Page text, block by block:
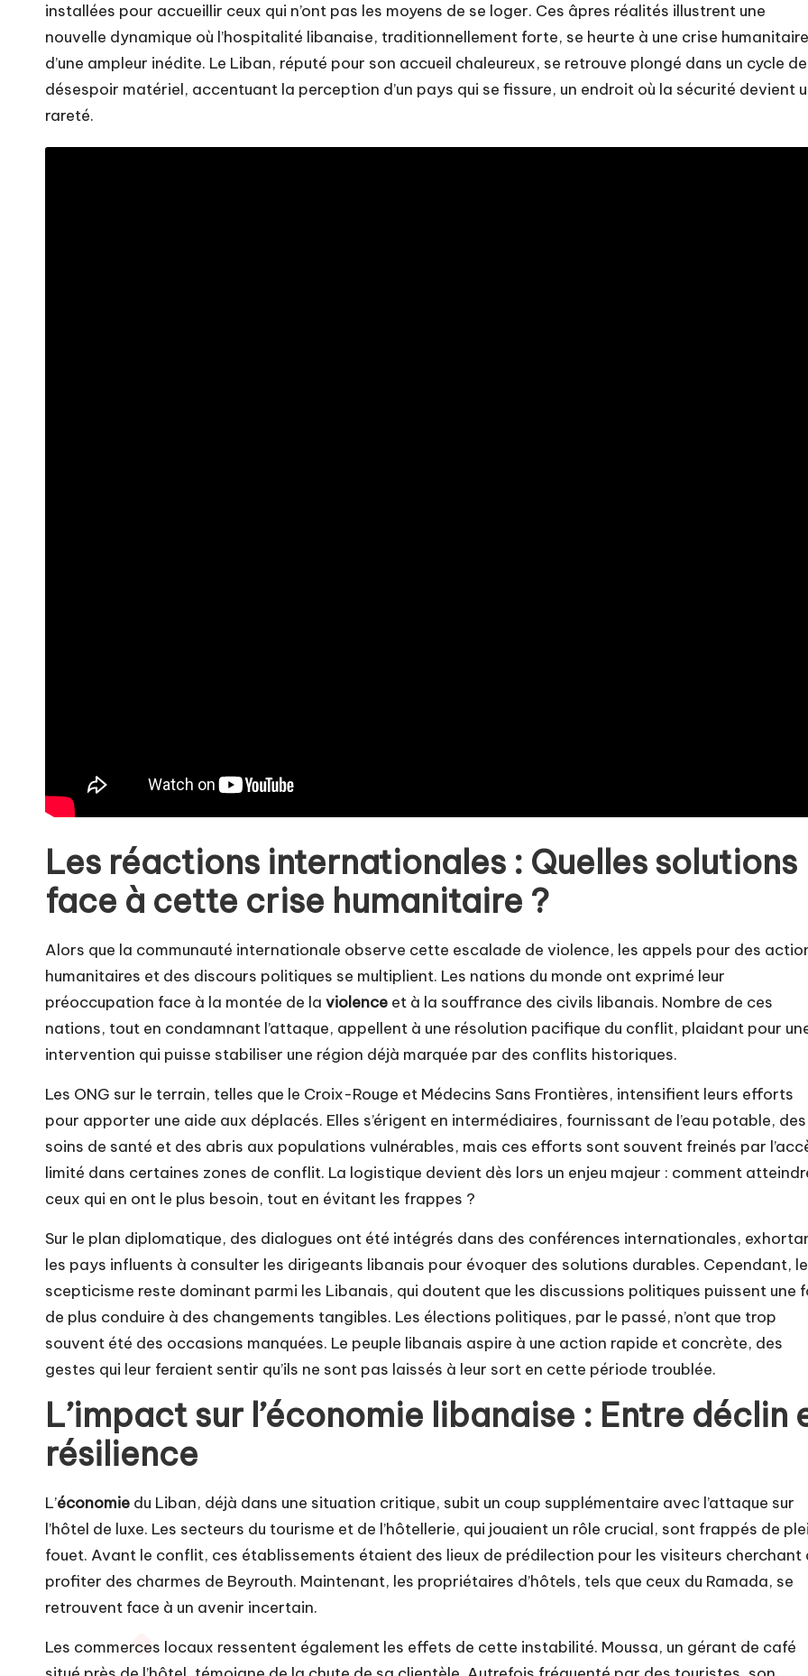
installées pour accueillir ceux qui n’ont pas les moyens de se loger. Ces âpres réalités illustrent une
nouvelle dynamique où l’hospitalité libanaise, traditionnellement forte, se heurte à une crise humanitaire
d’une ampleur inédite. Le Liban, réputé pour son accueil chaleureux, se retrouve plongé dans un cycle de
désespoir matériel, accentuant la perception d’un pays qui se fissure, un endroit où la sécurité devient
rareté.
Les réactions internationales : Quelles solutions
face à cette crise humanitaire ?
Alors que la communauté internationale observe cette escalade de violence, les appels pour des
humanitaires et des discours politiques se multiplient. Les nations du monde ont exprimé leur
préoccupation face à la montée de la violence et à la souffrance des civils libanais. Nombre de ces
nations, tout en condamnant l’attaque, appellent à une résolution pacifique du conflit, plaidant pour
intervention qui puisse stabiliser une région déjà marquée par des conflits historiques.
Les ONG sur le terrain, telles que le Croix-Rouge et Médecins Sans Frontières, intensifient leurs efforts
pour apporter une aide aux déplacés. Elles s’érigent en intermédiaires, fournissant de l’eau potable, des
soins de santé et des abris aux populations vulnérables, mais ces efforts sont souvent freinés par
limité dans certaines zones de conflit. La logistique devient dès lors un enjeu majeur : comment
ceux qui en ont le plus besoin, tout en évitant les frappes ?
Sur le plan diplomatique, des dialogues ont été intégrés dans des conférences internationales,
les pays influents à consulter les dirigeants libanais pour évoquer des solutions durables. Cependant, le
scepticisme reste dominant parmi les Libanais, qui doutent que les discussions politiques puissent une
de plus conduire à des changements tangibles. Les élections politiques, par le passé, n’ont que trop
souvent été des occasions manquées. Le peuple libanais aspire à une action rapide et concrète, des
gestes qui leur feraient sentir qu’ils ne sont pas laissés à leur sort en cette période troublée.
L’impact sur l’économie libanaise : Entre déclin
résilience
L’économie du Liban, déjà dans une situation critique, subit un coup supplémentaire avec l’attaque sur
l’hôtel de luxe. Les secteurs du tourisme et de l’hôtellerie, qui jouaient un rôle crucial, sont frappés de
fouet. Avant le conflit, ces établissements étaient des lieux de prédilection pour les visiteurs cherchant
profiter des charmes de Beyrouth. Maintenant, les propriétaires d’hôtels, tels que ceux du Ramada, se
retrouvent face à un avenir incertain.
Les commerces locaux ressentent également les effets de cette instabilité. Moussa, un gérant de café